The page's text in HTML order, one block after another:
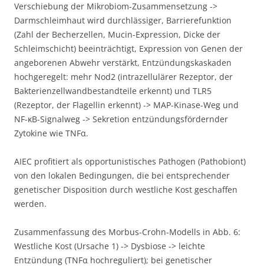
Verschiebung der Mikrobiom-Zusammensetzung ->
Darmschleimhaut wird durchlässiger, Barrierefunktion
(Zahl der Becherzellen, Mucin-Expression, Dicke der
Schleimschicht) beeinträchtigt, Expression von Genen der
angeborenen Abwehr verstärkt, Entzündungskaskaden
hochgeregelt: mehr Nod2 (intrazellulärer Rezeptor, der
Bakterienzellwandbestandteile erkennt) und TLR5
(Rezeptor, der Flagellin erkennt) -> MAP-Kinase-Weg und
NF-κB-Signalweg -> Sekretion entzündungsfördernder
Zytokine wie TNFα.
AIEC profitiert als opportunistisches Pathogen (Pathobiont)
von den lokalen Bedingungen, die bei entsprechender
genetischer Disposition durch westliche Kost geschaffen
werden.
Zusammenfassung des Morbus-Crohn-Modells in Abb. 6:
Westliche Kost (Ursache 1) -> Dysbiose -> leichte
Entzündung (TNFα hochreguliert); bei genetischer